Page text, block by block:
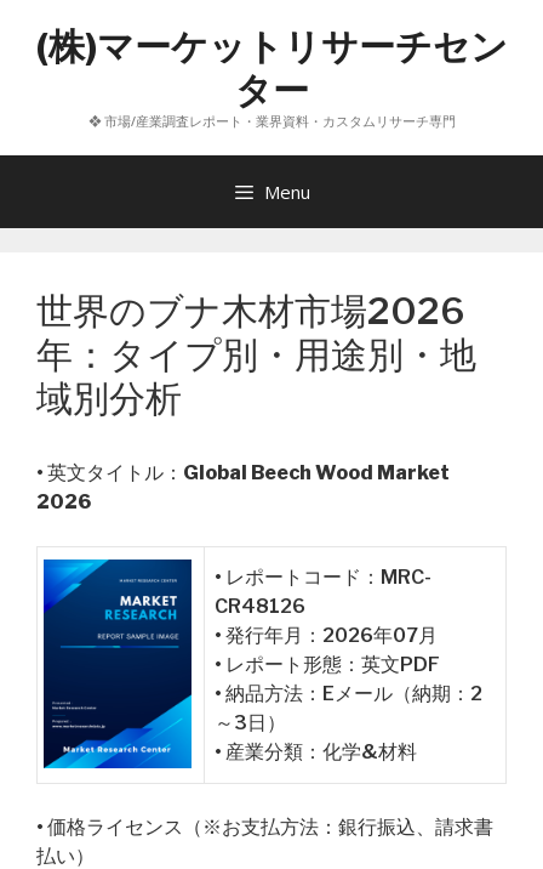
へ
(株)マーケットリサーチセン
ター
❖ 市場/産業調査レポート・業界資料・カスタムリサーチ専門
Menu
世界のブナ木材市場2026
年：タイプ別・用途別・地
域別分析
• 英文タイトル： Global Beech Wood Market
2026
• レポートコード：MRC-
CR48126
• 発行年月：2026年07月
• レポート形態：英文PDF
• 納品方法：Eメール（納期：2
～3日）
• 産業分類：化学&材料
• 価格ライセンス（※お支払方法：銀行振込、請求書
払い）